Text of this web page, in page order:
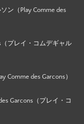
ン（Play Comme des
プレイ・コムデギャル
Comme des Garcons）
Garcons（プレイ・コ